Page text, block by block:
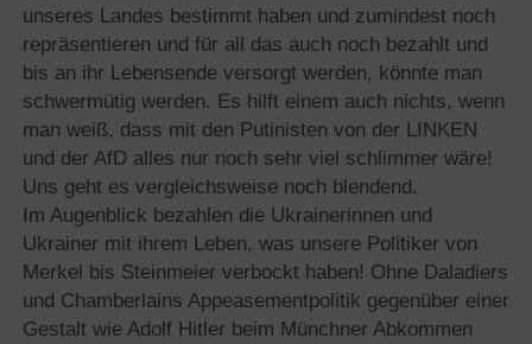
unseres Landes bestimmt haben und zumindest noch
repräsentieren und für all das auch noch bezahlt und
bis an ihr Lebensende versorgt werden, könnte man
schwermütig werden. Es hilft einem auch nichts, wenn
man weiß, dass mit den Putinisten von der LINKEN
und der AfD alles nur noch sehr viel schlimmer wäre!
Uns geht es vergleichsweise noch blendend.
Im Augenblick bezahlen die Ukrainerinnen und
Ukrainer mit ihrem Leben, was unsere Politiker von
Merkel bis Steinmeier verbockt haben! Ohne Daladiers
und Chamberlains Appeasementpolitik gegenüber einer
Gestalt wie Adolf Hitler beim Münchner Abkommen